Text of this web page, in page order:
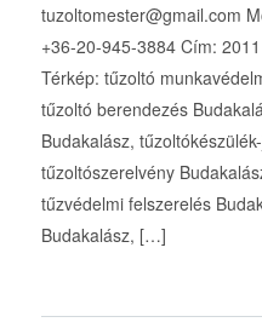
tuzoltomester@gmail.com
+36-20-945-3884 Cím:
Térkép: tűzoltó
tűzoltó berendezés
Budakalász,
tűzoltószerelvény
tűzvédelmi felszerelés
Budakalász, […]